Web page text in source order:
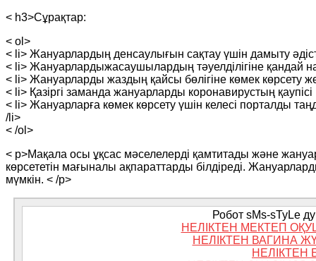
< h3>Сұрақтар:
< ol>
< li> Жануарлардың денсаулығын сақтау үшін дамыту
< li> Жануарлардыжасаушылардың тәуелділігіне қандай
< li> Жануарларды жаздың қайсы бөлігіне көмек көрсету
< li> Қазіргі заманда жануарларды коронавирустың
< li> Жануарларға көмек көрсету үшін келесі порталды
/li>
< /ol>
< p>Мақала осы ұқсас мәселелерді қамтитады және
көрсететін мағыналы ақпараттарды білдіреді.
мүмкін. < /p>
Робот sMs-sTyLe
НЕЛІКТЕН МЕКТЕП
НЕЛІКТЕН ВАГИНА
НЕЛІКТЕН